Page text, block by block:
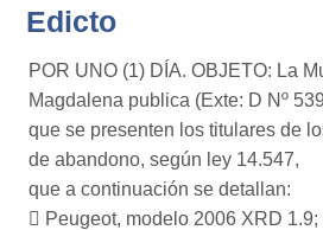
Edicto
POR UNO (1) DÍA. OBJETO: La
Magdalena publica (Exte: D Nº
que se presenten los titulares de
de abandono, según ley 14.547,
que a continuación se detallan:
 Peugeot, modelo 2006 XRD